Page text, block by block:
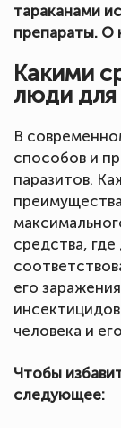
тараканами
препараты. О
Какими
люди для
В
способов и
паразитов.
средства,
его
человека и
Чтобы
следующее: